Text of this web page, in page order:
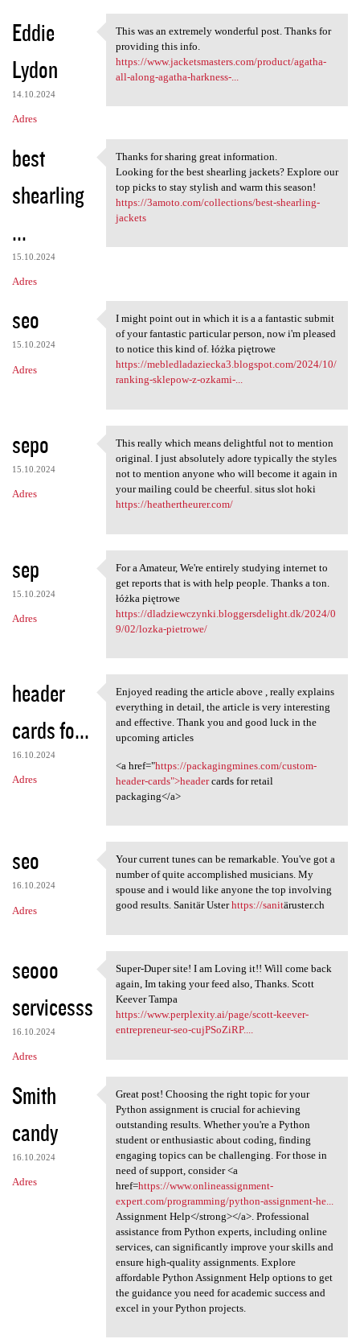
Eddie
Lydon
14.10.2024
Adres
This was an extremely
This was an extremely wonderful post. Thanks for
providing this info.
https://www.jacketsmasters.com/product/agatha-
all-along-agatha-harkness-...
best
shearling
...
15.10.2024
Adres
Thanks for sharing great
Thanks for sharing great information.
Looking for the best shearling jackets? Explore our
top picks to stay stylish and warm this season!
https://3amoto.com/collections/best-shearling-
jackets
seo
15.10.2024
Adres
I might point out in which it
I might point out in which it is a a fantastic submit
of your fantastic particular person, now i'm pleased
to notice this kind of. łóżka piętrowe
https://mebledladaziecka3.blogspot.com/2024/10/
ranking-sklepow-z-ozkami-...
sepo
15.10.2024
Adres
This really which means
This really which means delightful not to mention
original. I just absolutely adore typically the styles
not to mention anyone who will become it again in
your mailing could be cheerful. situs slot hoki
https://heathertheurer.com/
sep
15.10.2024
Adres
For a Amateur, We're entirely
For a Amateur, We're entirely studying internet to
get reports that is with help people. Thanks a ton.
łóżka piętrowe
https://dladziewczynki.bloggersdelight.dk/2024/0
9/02/lozka-pietrowe/
header
cards fo...
16.10.2024
Adres
Enjoyed reading the article
Enjoyed reading the article above , really explains
everything in detail, the article is very interesting
and effective. Thank you and good luck in the
upcoming articles
<a href="https://packagingmines.com/custom-
header-cards">headercards for retail
packaging</a>
seo
16.10.2024
Adres
Your current tunes can be
Your current tunes can be remarkable. You've got a
number of quite accomplished musicians. My
spouse and i would like anyone the top involving
good results. Sanitär Usterhttps://sanitäruster.ch
seooo
servicesss
16.10.2024
Adres
Super-Duper site! I am Loving
Super-Duper site! I am Loving it!! Will come back
again, Im taking your feed also, Thanks. Scott
Keever Tampa
https://www.perplexity.ai/page/scott-keever-
entrepreneur-seo-cujPSoZiRP....
Smith
candy
16.10.2024
Adres
Great post! Choosing the
Great post! Choosing the right topic for your
Python assignment is crucial for achieving
outstanding results. Whether you're a Python
student or enthusiastic about coding, finding
engaging topics can be challenging. For those in
need of support, consider <a
href=https://www.onlineassignment-
expert.com/programming/python-assignment-he...
Assignment Help</strong></a>. Professional
assistance from Python experts, including online
services, can significantly improve your skills and
ensure high-quality assignments. Explore
affordable Python Assignment Help options to get
the guidance you need for academic success and
excel in your Python projects.